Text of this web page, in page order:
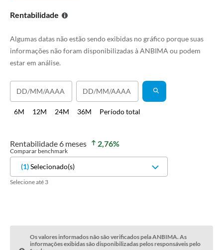
Rentabilidade
Algumas datas não estão sendo exibidas no gráfico porque suas
informações não foram disponibilizadas à ANBIMA ou podem
estar em análise.
6M 12M 24M 36M Período total
Rentabilidade 6 meses 2,76%
Comparar benchmark
(1)Selecionado(s)
Selecione até 3
Os valores informados não são verificados pela ANBIMA. As
informações exibidas são disponibilizadas pelos responsáveis pelo